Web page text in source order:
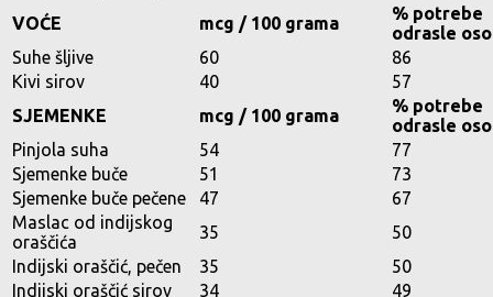
VOĆE mcg / 100 grama
% potrebe
odrasle
Suhe šljive
60
86
Kivi sirov
40
57
SJEMENKE
mcg / 100 grama
% potrebe
odrasle
Pinjola suha
54
77
Sjemenke buče
51
73
Sjemenke buče pečene
47
67
Maslac od indijskog
oraščića
35
50
Indijski oraščić, pečen
35
50
Indijski oraščić sirov
34
49